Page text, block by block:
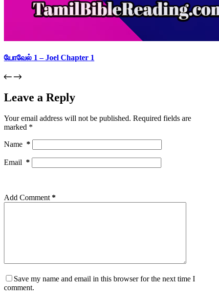
யோவேல் 1 – Joel Chapter 1
Leave a Reply
Your email address will not be published. Required fields are
marked *
Name *
Email *
Add Comment *
Save my name and email in this browser for the next time I
comment.